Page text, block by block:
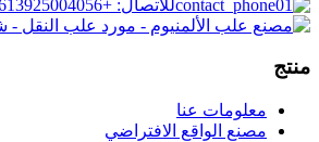
للاتصال: +8613925004056
منتج
معلومات عنا
مصنع الواقع الافتراضي